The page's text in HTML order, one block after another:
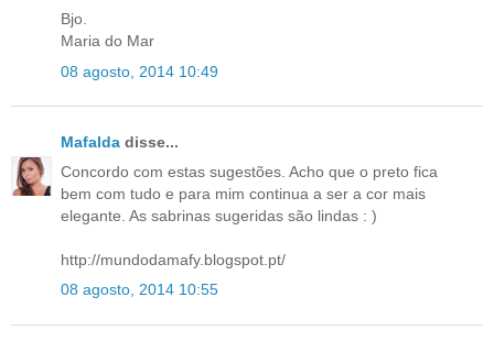
Bjo.
Maria do Mar
08 agosto, 2014 10:49
Mafalda disse...
Concordo com estas sugestões. Acho que o preto fica
bem com tudo e para mim continua a ser a cor mais
elegante. As sabrinas sugeridas são lindas : )
http://mundodamafy.blogspot.pt/
08 agosto, 2014 10:55